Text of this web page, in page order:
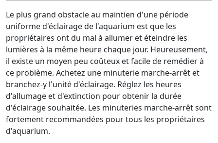
Le plus grand obstacle au maintien d'une période
uniforme d'éclairage de l'aquarium est que les
propriétaires ont du mal à allumer et éteindre les
lumières à la même heure chaque jour. Heureusement,
il existe un moyen peu coûteux et facile de remédier à
ce problème. Achetez une minuterie marche-arrêt et
branchez-y l'unité d'éclairage. Réglez les heures
d'allumage et d'extinction pour obtenir la durée
d'éclairage souhaitée. Les minuteries marche-arrêt sont
fortement recommandées pour tous les propriétaires
d'aquarium.